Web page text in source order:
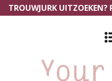
TROUWJURK UITZOEKEN?